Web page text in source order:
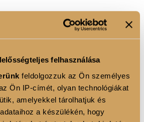
felhasználása
feldolgozzuk az Ön személyes
Ön IP-címét, olyan technológiákat
amelyekkel tárolhatjuk és
a készülékén, hogy
AJAK 01
1